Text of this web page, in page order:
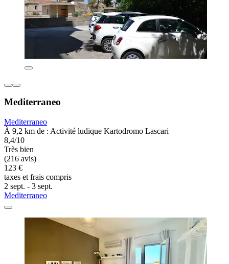
Mediterraneo
Mediterraneo
À 9,2 km de : Activité ludique Kartodromo Lascari
8,4/10
Très bien
(216 avis)
123 €
taxes et frais compris
2 sept. - 3 sept.
Mediterraneo